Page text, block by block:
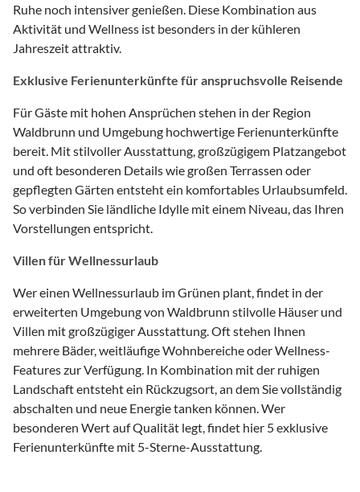
Ruhe noch intensiver genießen. Diese Kombination aus
Aktivität und Wellness ist besonders in der kühleren
Jahreszeit attraktiv.
Exklusive Ferienunterkünfte für anspruchsvolle Reisende
Für Gäste mit hohen Ansprüchen stehen in der Region
Waldbrunn und Umgebung hochwertige Ferienunterkünfte
bereit. Mit stilvoller Ausstattung, großzügigem Platzangebot
und oft besonderen Details wie großen Terrassen oder
gepflegten Gärten entsteht ein komfortables Urlaubsumfeld.
So verbinden Sie ländliche Idylle mit einem Niveau, das Ihren
Vorstellungen entspricht.
Villen für Wellnessurlaub
Wer einen Wellnessurlaub im Grünen plant, findet in der
erweiterten Umgebung von Waldbrunn stilvolle Häuser und
Villen mit großzügiger Ausstattung. Oft stehen Ihnen
mehrere Bäder, weitläufige Wohnbereiche oder Wellness-
Features zur Verfügung. In Kombination mit der ruhigen
Landschaft entsteht ein Rückzugsort, an dem Sie vollständig
abschalten und neue Energie tanken können. Wer
besonderen Wert auf Qualität legt, findet hier 5 exklusive
Ferienunterkünfte mit 5-Sterne-Ausstattung.